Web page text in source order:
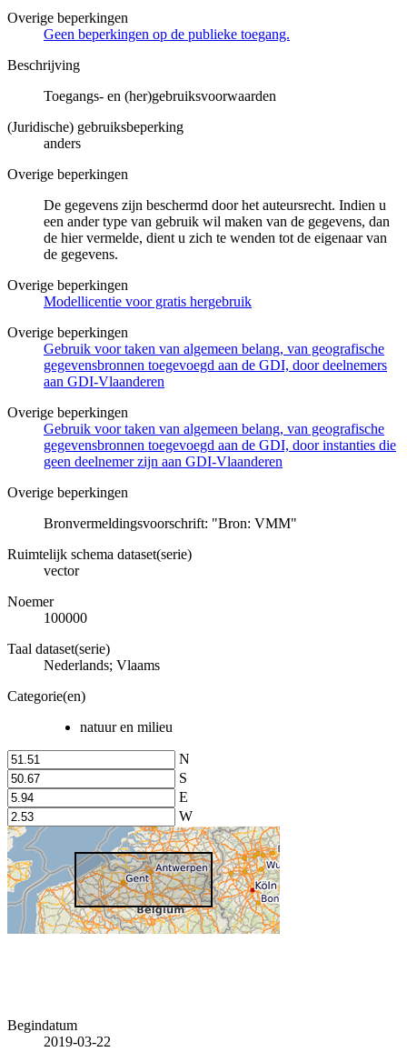
Overige beperkingen
Geen beperkingen op de publieke toegang.
Beschrijving
Toegangs- en (her)gebruiksvoorwaarden
(Juridische) gebruiksbeperking
anders
Overige beperkingen
De gegevens zijn beschermd door het auteursrecht. Indien u
een ander type van gebruik wil maken van de gegevens, dan
de hier vermelde, dient u zich te wenden tot de eigenaar van
de gegevens.
Overige beperkingen
Modellicentie voor gratis hergebruik
Overige beperkingen
Gebruik voor taken van algemeen belang, van geografische
gegevensbronnen toegevoegd aan de GDI, door deelnemers
aan GDI-Vlaanderen
Overige beperkingen
Gebruik voor taken van algemeen belang, van geografische
gegevensbronnen toegevoegd aan de GDI, door instanties die
geen deelnemer zijn aan GDI-Vlaanderen
Overige beperkingen
Bronvermeldingsvoorschrift: "Bron: VMM"
Ruimtelijk schema dataset(serie)
vector
Noemer
100000
Taal dataset(serie)
Nederlands; Vlaams
Categorie(en)
natuur en milieu
N
S
E
W
Begindatum
2019-03-22